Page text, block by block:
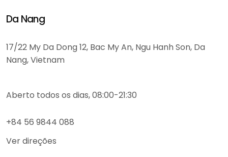
Da Nang
17/22 My Da Dong 12, Bac My An, Ngu Hanh Son, Da
Nang, Vietnam
Aberto todos os dias, 08:00-21:30
+84 56 9844 088
Ver direções